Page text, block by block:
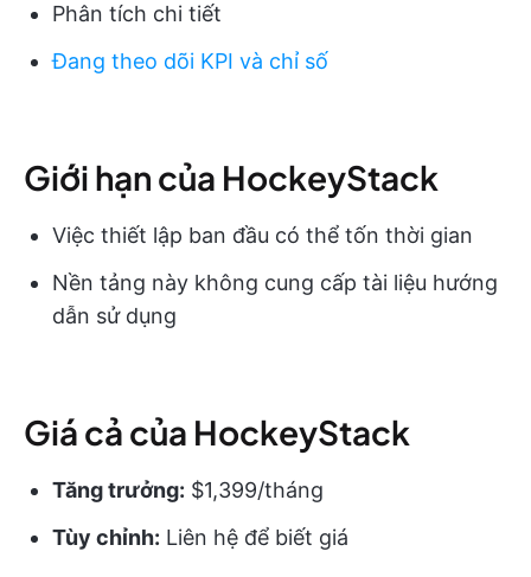
Phân tích chi tiết
Đang theo dõi KPI và chỉ số
Giới hạn của HockeyStack
Việc thiết lập ban đầu có thể tốn thời gian
Nền tảng này không cung cấp tài liệu hướng
dẫn sử dụng
Giá cả của HockeyStack
Tăng trưởng: $1,399/tháng
Tùy chỉnh: Liên hệ để biết giá